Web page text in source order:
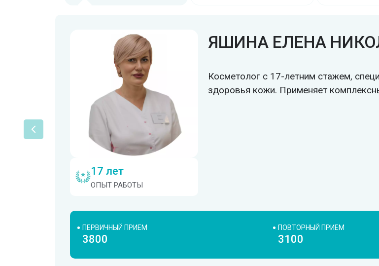
17 лет
ОПЫТ РАБОТЫ
ЯШИНА ЕЛЕНА
Косметолог с 17-летним стажем,
здоровья кожи. Применяет
ПЕРВИЧНЫЙ ПРИЕМ
3800
ПОВТОРНЫЙ ПРИЕМ
3100